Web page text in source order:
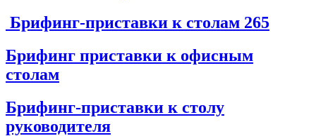
Брифинг-приставки к столам 265
Брифинг приставки к офисным
столам
Брифинг-приставки к столу
руководителя